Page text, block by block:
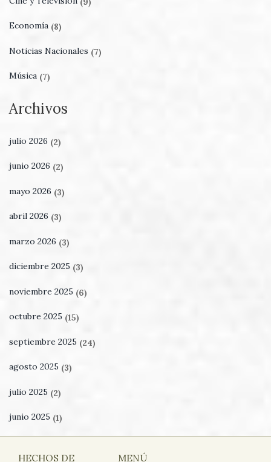
Economía (8)
Noticias Nacionales (7)
Música (7)
Archivos
julio 2026 (2)
junio 2026 (2)
mayo 2026 (3)
abril 2026 (3)
marzo 2026 (3)
diciembre 2025 (3)
noviembre 2025 (6)
octubre 2025 (15)
septiembre 2025 (24)
agosto 2025 (3)
julio 2025 (2)
junio 2025 (1)
HECHOS DE
MENÚ